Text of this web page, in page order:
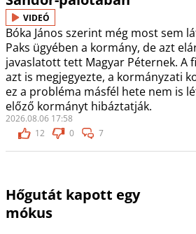
VIDEÓ
Bóka János szerint még most sem
Paks ügyében a kormány, de azt
javaslatott tett Magyar Péternek. A
azt is megjegyezte, a kormányzati
ez a probléma másfél hete nem is
előző kormányt hibáztatják.
2026.08.06 17:58
12
0 7
Hőgutát kapott egy
mókus